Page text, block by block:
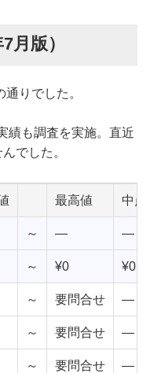
月版）
りでした。
績も調査を実施。直近
でした。
最高値 中点値
～ — —
～ ¥0 ¥0
～ 要問合せ —
～ 要問合せ —
～ 要問合せ —